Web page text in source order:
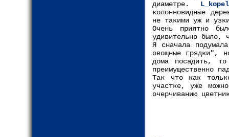
диаметре.
колонновидные
не такими уж и
Очень приятно
удивительно было,
Я сначала
овощные грядки",
дома посадить,
преимущественно
Так что как
участке, уже
очерчиванию